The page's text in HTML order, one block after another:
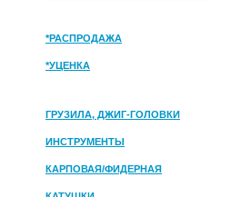
*РАСПРОДАЖА
*УЦЕНКА
ГРУЗИЛА, ДЖИГ-ГОЛОВКИ
ИНСТРУМЕНТЫ
КАРПОВАЯ/ФИДЕРНАЯ